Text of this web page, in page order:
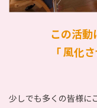
この活動
「 風化
少しでも多くの皆様に